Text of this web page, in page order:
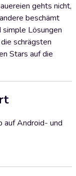
gehts nicht,
beschämt
Lösungen
schrägsten
Stars auf die
auf Android- und